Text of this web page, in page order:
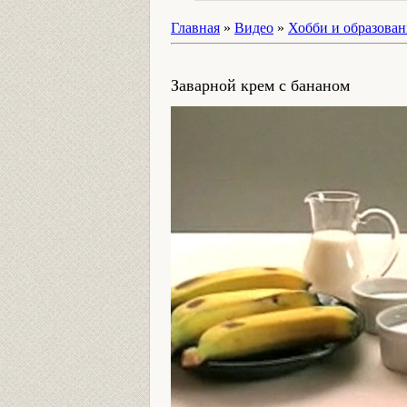
Главная » Видео » Хобби и
Заварной крем с бананом